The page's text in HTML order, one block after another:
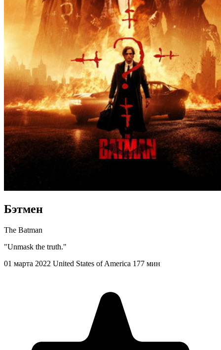
Бэтмен
The Batman
"Unmask the truth."
01 марта 2022 United States of America 177 мин